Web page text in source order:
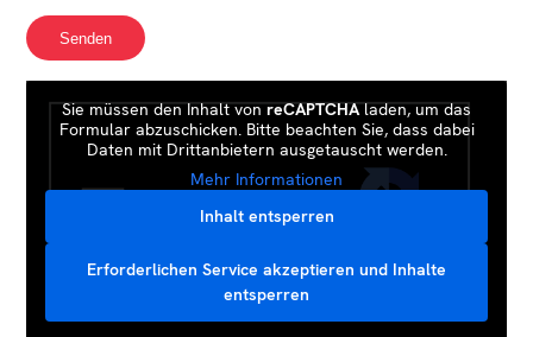
Sie müssen den Inhalt vonreCAPTCHAladen, um das
Formular abzuschicken. Bitte beachten Sie, dass dabei
Daten mit Drittanbietern ausgetauscht werden.
Mehr Informationen
Inhalt entsperren
Erforderlichen Service akzeptieren und Inhalte
entsperren